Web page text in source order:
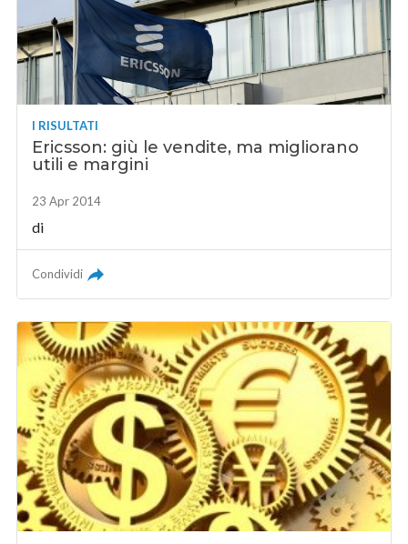
I RISULTATI
Ericsson: giù le vendite, ma migliorano
utili e margini
23 Apr 2014
di
Condividi